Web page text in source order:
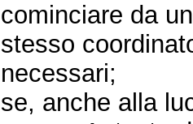
cominciare da
stesso
necessari;
se, anche alla